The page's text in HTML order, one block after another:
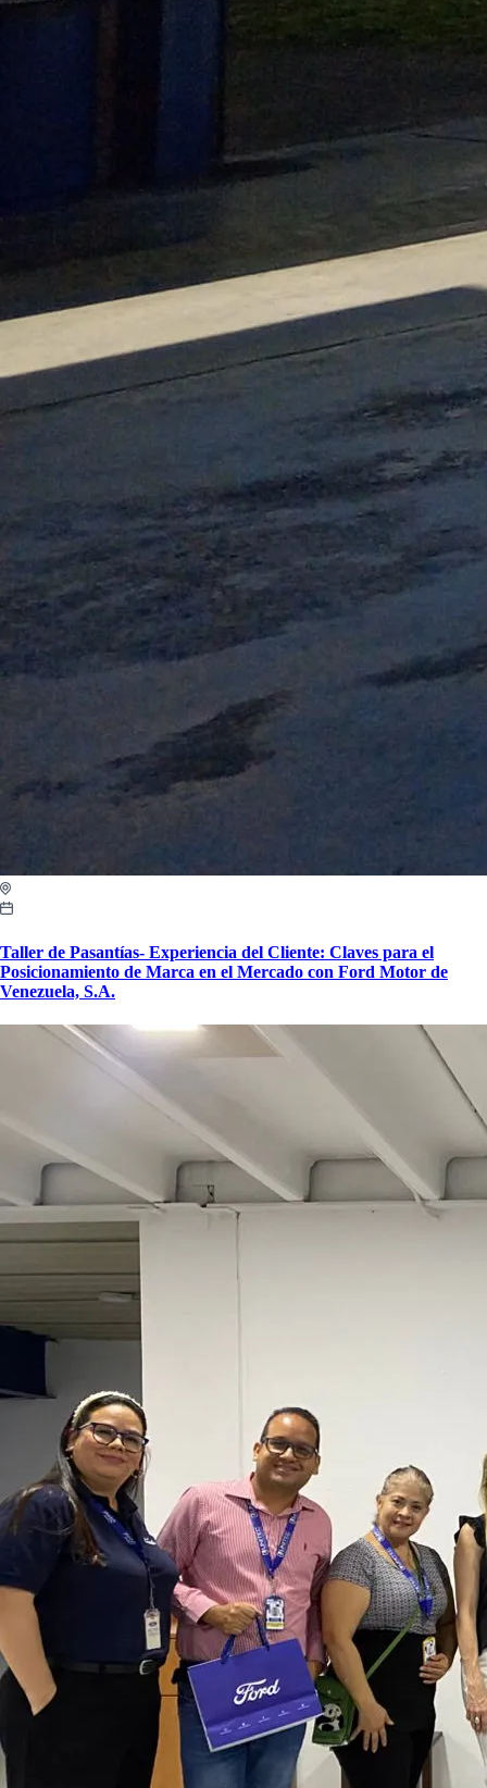
Taller de Pasantías- Experiencia del Cliente: Claves para el
Posicionamiento de Marca en el Mercado con Ford Motor de
Venezuela, S.A.